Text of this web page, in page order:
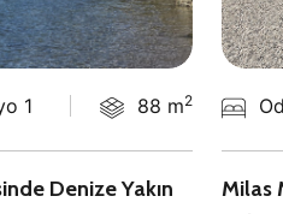
1 88 m2
Denize Yakın
Milas